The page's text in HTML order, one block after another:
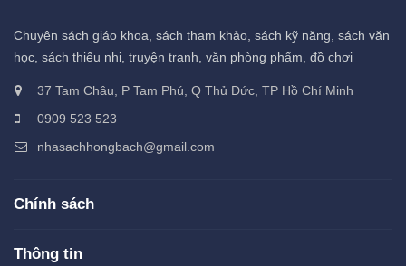
Chuyên sách giáo khoa, sách tham khảo, sách kỹ năng, sách văn
học, sách thiếu nhi, truyện tranh, văn phòng phẩm, đồ chơi
37 Tam Châu, P Tam Phú, Q Thủ Đức, TP Hồ Chí Minh
0909 523 523
nhasachhongbach@gmail.com
Chính sách
Thông tin